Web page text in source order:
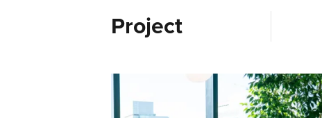
Project
多様性が交差する渋谷から、イノベーシ